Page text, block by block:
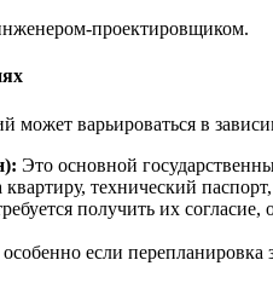
проектировщиком.
может варьироваться в
Это основной
технический
получить их
если перепланировка